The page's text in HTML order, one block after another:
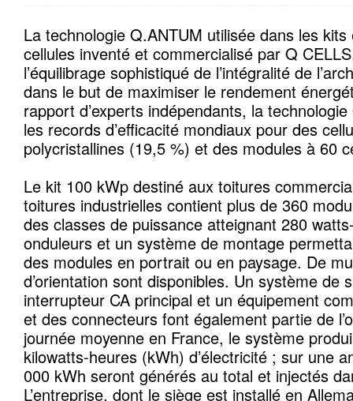
La technologie Q.ANTUM utilisée dans les
cellules inventé et commercialisé par Q
l’équilibrage sophistiqué de l’intégralité de
dans le but de maximiser le rendement
rapport d’experts indépendants, la
les records d’efficacité mondiaux pour des
polycristallines (19,5 %) et des modules à 60
Le kit 100 kWp destiné aux toitures
toitures industrielles contient plus de 360
des classes de puissance atteignant 280
onduleurs et un système de montage
des modules en portrait ou en paysage. De
d’orientation sont disponibles. Un système de
interrupteur CA principal et un équipement
et des connecteurs font également partie de
journée moyenne en France, le système
kilowatts-heures (kWh) d’électricité ; sur une
000 kWh seront générés au total et injectés
L’entreprise, dont le siège est installé en